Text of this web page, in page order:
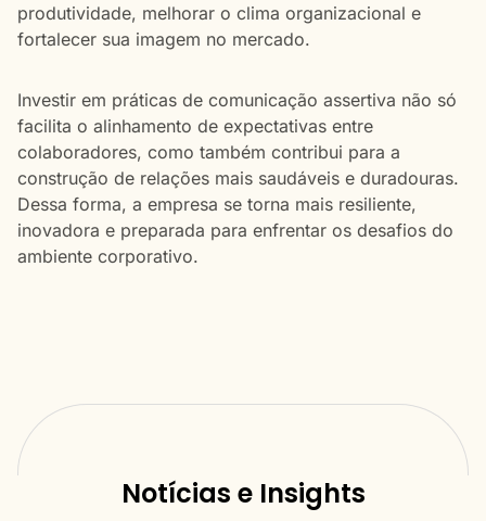
produtividade, melhorar o clima organizacional e
fortalecer sua imagem no mercado.
Investir em práticas de comunicação assertiva não só
facilita o alinhamento de expectativas entre
colaboradores, como também contribui para a
construção de relações mais saudáveis e duradouras.
Dessa forma, a empresa se torna mais resiliente,
inovadora e preparada para enfrentar os desafios do
ambiente corporativo.
Notícias e Insights